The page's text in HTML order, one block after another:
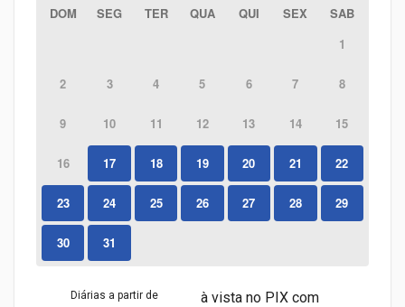
DOM SEG TER QUA QUI SEX
SAB
1
2 3 4 5 6 7 8
9 10 11 12 13 14 15
16 17 18 19 20 21 22
23 24 25 26 27 28 29
30 31
Diárias a partir de
à vista no PIX com